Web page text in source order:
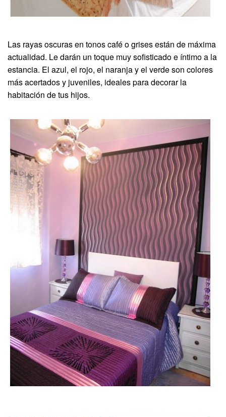
Las rayas oscuras en tonos café o grises están de máxima
actualidad. Le darán un toque muy sofisticado e íntimo a la
estancia. El azul, el rojo, el naranja y el verde son colores
más acertados y juveniles, ideales para decorar la
habitación de tus hijos.